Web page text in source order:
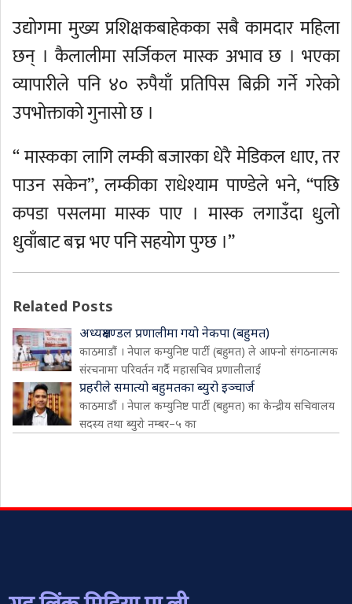
उद्योगमा मुख्य प्रशिक्षकबाहेकका सबै कामदार महिला
छन् । कैलालीमा सर्जिकल मास्क अभाव छ । भएका
व्यापारीले पनि ४० रुपैयाँ प्रतिपिस बिक्री गर्ने गरेको
उपभोक्ताको गुनासो छ ।
“ मास्कका लागि लम्की बजारका धेरै मेडिकल धाए, तर
पाउन सकेन”, लम्कीका राधेश्याम पाण्डेले भने, “पछि
कपडा पसलमा मास्क पाए । मास्क लगाउँदा धुलो
धुवाँबाट बच्न भए पनि सहयोग पुग्छ ।”
Related Posts
अध्यक्षमण्डल प्रणालीमा गयो नेकपा (बहुमत)
काठमाडौं । नेपाल कम्युनिष्ट पार्टी (बहुमत) ले आफ्नो संगठनात्मक
संरचनामा परिवर्तन गर्दै महासचिव प्रणालीलाई
प्रहरीले समात्यो बहुमतका ब्युरो इञ्चार्ज
काठमाडौं । नेपाल कम्युनिष्ट पार्टी (बहुमत) का केन्द्रीय सचिवालय
सदस्य तथा ब्युरो नम्बर–५ का